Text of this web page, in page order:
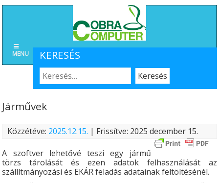
KERESÉS
MENU
Járművek
Közzétéve: 2025.12.15. | Frissítve: 2025 december 15.
A szoftver lehetővé teszi egy jármű
törzs tárolását és ezen adatok felhasználását az
szállítmányozási és EKÁR feladás adatainak feltöltésénél.